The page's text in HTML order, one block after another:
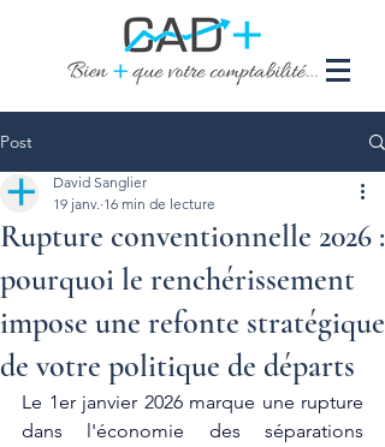
Post
Rupture conventionnelle 2026 :
pourquoi le renchérissement
impose une refonte stratégique
de votre politique de départs
David Sanglier
19 janv. 16 min de lecture
Le 1er janvier 2026 marque une rupture
dans l'économie des séparations